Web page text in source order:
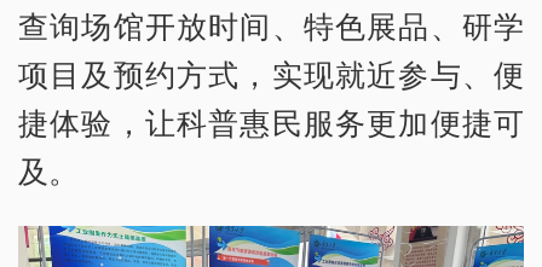
查询场馆开放时间、特色展品、研学
项目及预约方式，实现就近参与、便
捷体验，让科普惠民服务更加便捷可
及。